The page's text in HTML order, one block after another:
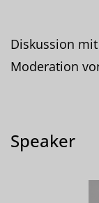
Diskussion
Moderation
Speaker